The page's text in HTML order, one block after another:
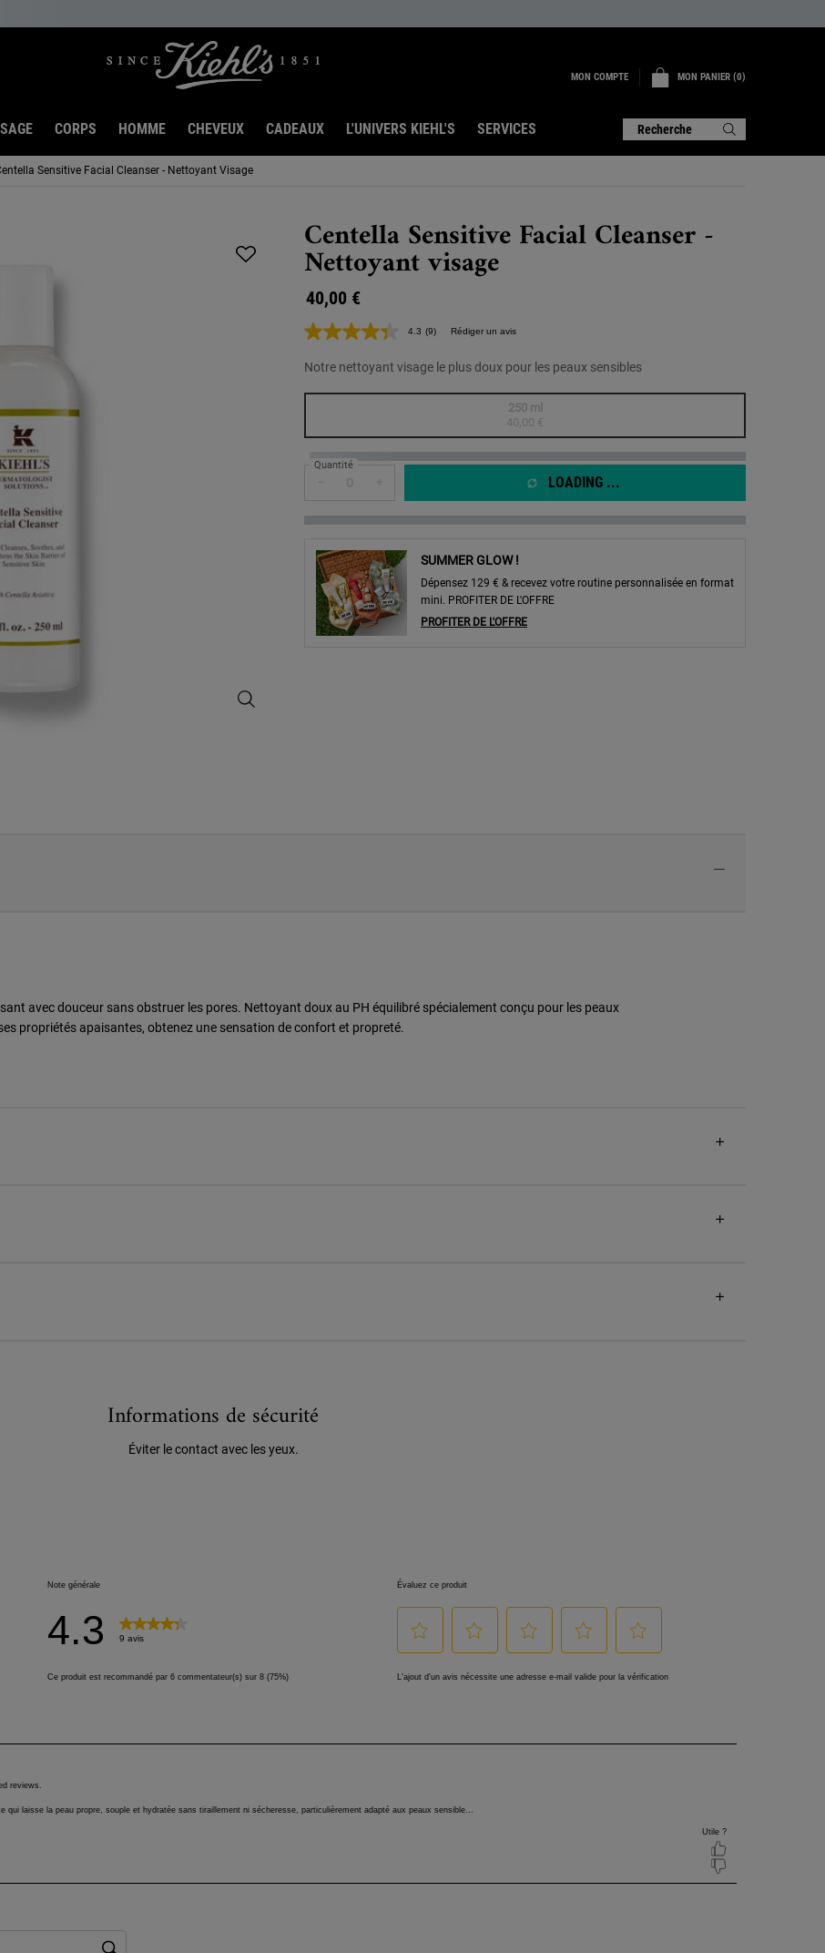
MON COMPTE MON PANIER 0
0 PRODUIT
CORPS HOMME CHEVEUX CADEAUX L'UNIVERS KIEHL'S SERVICES Recherche
Sensitive Facial Cleanser - Nettoyant Visage
Centella Sensitive Facial Cleanser -
Nettoyant visage
40,00 €
4.3 Lire
avis.
sur
page.
(9) Rédiger un avis
Centella Sensitive Facial Cleanser - Nettoyant visage - Zoom image
Notre nettoyant visage le plus doux pour les peaux sensibles
Selected
The product variation is out of stock,
250 ml
40,00 €
, 1 of 1
Quantité
LOADING ...
SUMMER GLOW !
Dépensez 129 € & recevez votre routine personnalisée en format
mini. PROFITER DE L'OFFRE
PROFITER DE L'OFFRE
avec douceur sans obstruer les pores. Nettoyant doux au PH équilibré spécialement conçu pour les peaux
propriétés apaisantes, obtenez une sensation de confort et propreté.
Informations de sécurité
Éviter le contact avec les yeux.